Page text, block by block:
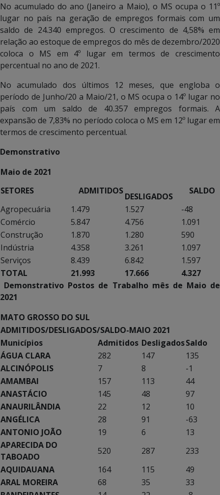
No acumulado do ano (Janeiro a Maio), o MS ocupa o 11º
lugar no país na geração de empregos formais com um
saldo de 24.340 empregos. O crescimento de 4,58% em
relação ao estoque de empregos do mês de dezembro/2020
coloca o MS em 4º lugar em termos de crescimento
percentual no ano de 2021.
No acumulado dos últimos 12 meses, que engloba o
período de Junho/20 a Maio/21, o MS ocupa o 14º lugar no
país com um saldo de 40.357 empregos formais. A
expansão de 7,83% no período coloca o MS em 12º lugar em
termos de crescimento percentual.
Demonstrativo
Maio de 2021
SETORES
ADMITIDOS
DESLIGADOS
SALDO
Agropecuária
1.479 1.527
-48
Comércio
5.847 4.756
1.091
Construção
1.870 1.280
590
Indústria
4.358 3.261
1.097
Serviços
8.439 6.842
1.597
TOTAL
21.993 17.666
4.327
Demonstrativo Postos de Trabalho mês de Maio de
2021
MATO GROSSO DO SUL
ADMITIDOS/DESLIGADOS/SALDO-MAIO 2021
Municípios
Admitidos DesligadosSaldo
ÁGUA CLARA
282 147
135
ALCINÓPOLIS
7 8
-1
AMAMBAI
157 113
44
ANASTÁCIO
145 48
97
ANAURILÂNDIA
22 12
10
ANGÉLICA
28 91
-63
ANTONIO JOÃO
19 6
13
APARECIDA DO
TABOADO
520 287
233
AQUIDAUANA
164 115
49
ARAL MOREIRA
68 35
33